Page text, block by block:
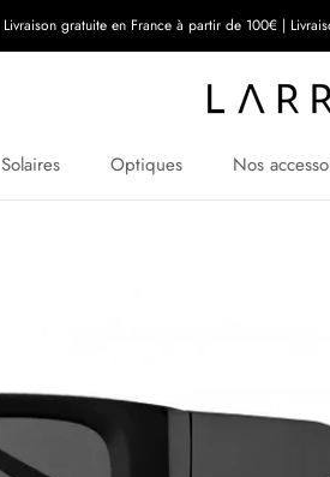
Livraison gratuite en France à partir de 100€ |
Solaires Optiques Nos